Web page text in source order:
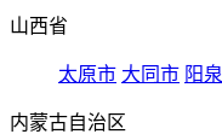
山西省
太原市 大同市 阳
内蒙古自治区